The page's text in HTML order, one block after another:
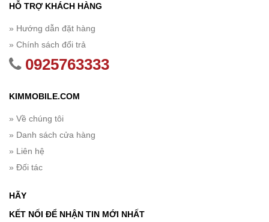
HỖ TRỢ KHÁCH HÀNG
» Hướng dẫn đặt hàng
» Chính sách đổi trả
0925763333
KIMMOBILE.COM
» Về chúng tôi
» Danh sách cửa hàng
» Liên hệ
» Đối tác
HÃY
KẾT NỐI ĐỂ NHẬN TIN MỚI NHẤT